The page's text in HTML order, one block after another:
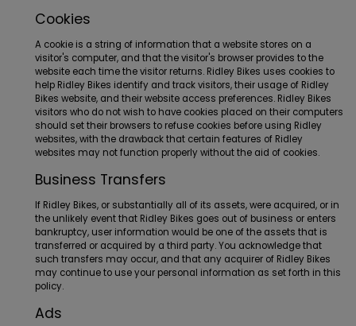
Cookies
A cookie is a string of information that a website stores on a
visitor's computer, and that the visitor's browser provides to the
website each time the visitor returns. Ridley Bikes uses cookies to
help Ridley Bikes identify and track visitors, their usage of Ridley
Bikes website, and their website access preferences. Ridley Bikes
visitors who do not wish to have cookies placed on their computers
should set their browsers to refuse cookies before using Ridley
websites, with the drawback that certain features of Ridley
websites may not function properly without the aid of cookies.
Business Transfers
If Ridley Bikes, or substantially all of its assets, were acquired, or in
the unlikely event that Ridley Bikes goes out of business or enters
bankruptcy, user information would be one of the assets that is
transferred or acquired by a third party. You acknowledge that
such transfers may occur, and that any acquirer of Ridley Bikes
may continue to use your personal information as set forth in this
policy.
Ads